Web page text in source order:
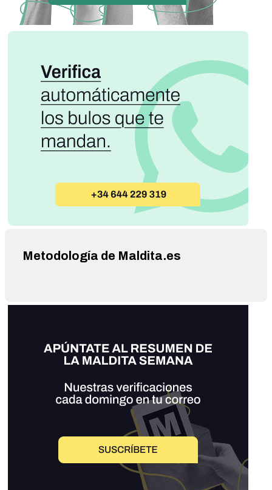
Metodología de Maldita.es